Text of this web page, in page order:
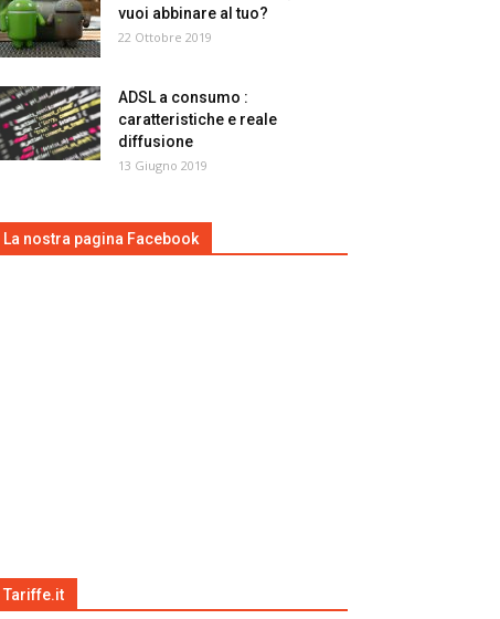
vuoi abbinare al tuo?
22 Ottobre 2019
ADSL a consumo :
caratteristiche e reale
diffusione
13 Giugno 2019
La nostra pagina Facebook
Tariffe.it